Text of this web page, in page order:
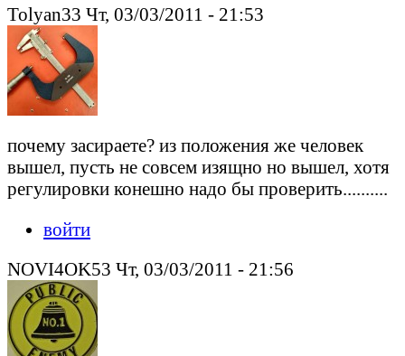
Tolyan33 Чт, 03/03/2011 - 21:53
почему засираете? из положения же человек
вышел, пусть не совсем изящно но вышел, хотя
регулировки конешно надо бы проверить..........
войти
NOVI4OK53 Чт, 03/03/2011 - 21:56